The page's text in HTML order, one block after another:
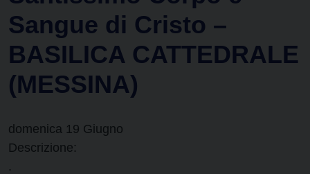
Sangue di Cristo –
BASILICA CATTEDRALE
(MESSINA)
domenica 19 Giugno
Descrizione:
.